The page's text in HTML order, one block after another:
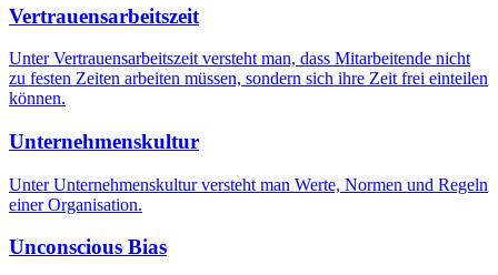
Vertrauensarbeitszeit
Unter Vertrauensarbeitszeit versteht man, dass Mitarbeitende nicht
zu festen Zeiten arbeiten müssen, sondern sich ihre Zeit frei einteilen
können.
Unternehmenskultur
Unter Unternehmenskultur versteht man Werte, Normen und Regeln
einer Organisation.
Unconscious Bias